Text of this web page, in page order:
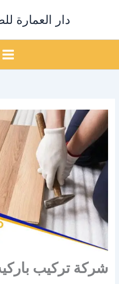
دار العمارة
شركة تركيب